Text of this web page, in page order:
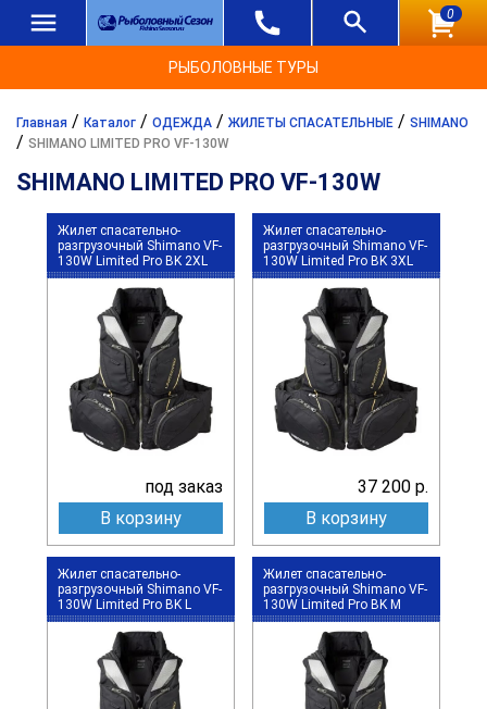
0
РЫБОЛОВНЫЕ ТУРЫ
Главная / Каталог / ОДЕЖДА / ЖИЛЕТЫ СПАСАТЕЛЬНЫЕ / SHIMANO
/ SHIMANO LIMITED PRO VF-130W
SHIMANO LIMITED PRO VF-130W
Жилет спасательно-
разгрузочный Shimano VF-
130W Limited Pro BK 2XL
под заказ
В корзину
Жилет спасательно-
разгрузочный Shimano VF-
130W Limited Pro BK 3XL
37 200 р.
В корзину
Жилет спасательно-
разгрузочный Shimano VF-
130W Limited Pro BK L
Жилет спасательно-
разгрузочный Shimano VF-
130W Limited Pro BK M